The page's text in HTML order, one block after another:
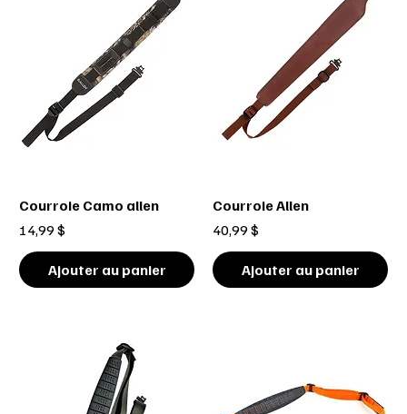
Courroie Camo allen
Prix
14,99 $
Ajouter au panier
Courroie Allen
Prix
40,99 $
Ajouter au panier